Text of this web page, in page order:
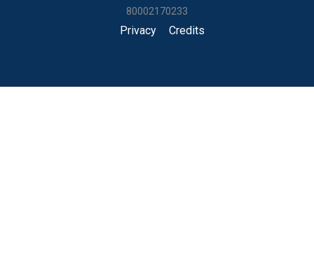
80002170233
Privacy Credits